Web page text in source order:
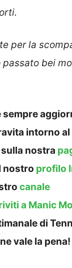
per la
passato bei
sempre
intorno al
nostra
nostro profilo
canale
a Manic
di
vale la pena!